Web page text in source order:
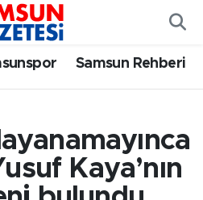
Samsun Rehberi
Kaya’nın
Vakitleri
Haritası